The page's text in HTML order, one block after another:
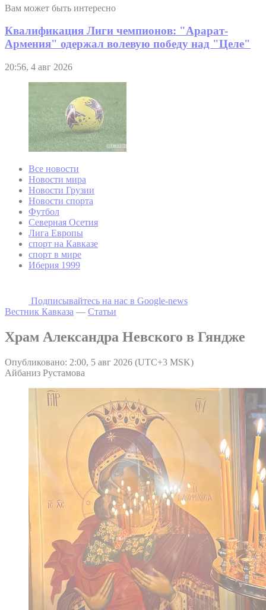
Вам может быть интересно
Квалификация Лиги чемпионов: "Арарат-
Армения" одержал волевую победу над "Целе"
20:56, 4 авг 2026
Все новости
Новости мира
Новости Грузии
Новости спорта
Футбол
Северная Осетия
Лига Европы
спорт на Кавказе
спорт в мире
Иберия 1999
Подписывайтесь на наc в Google-news
Вестник Кавказа — Статьи
Храм Александра Невского в Гяндже
Опубликовано: 2:00, 5 авг 2026 (UTC+3 MSK)
Айбаниз Рустамова